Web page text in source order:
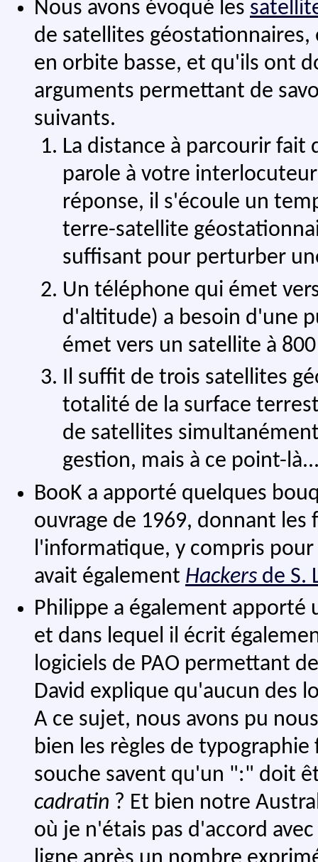
Nous avons évoqué les
de satellites
en orbite basse, et qu'ils ont
arguments permettant de
suivants.
La distance à parcourir
parole à votre
réponse, il s'écoule un
terre-satellite
suffisant pour perturber
Un téléphone qui émet
d'altitude) a besoin d'une
émet vers un satellite à
Il suffit de trois satellites
totalité de la surface
de satellites
gestion, mais à ce point-
BooK a apporté quelques
ouvrage de 1969, donnant
l'informatique, y compris
avait également Hackers de S.
Philippe a également apporté
et dans lequel il écrit
logiciels de PAO permettant
David explique qu'aucun des
A ce sujet, nous avons pu
bien les règles de typographie
souche savent qu'un ":" doit
cadratin ? Et bien notre
où je n'étais pas d'accord